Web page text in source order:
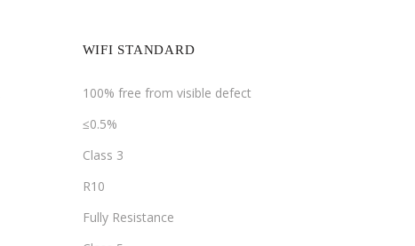
WIFI STANDARD
100% free from visible defect
≤0.5%
Class 3
R10
Fully Resistance